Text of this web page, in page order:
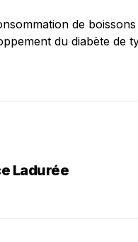
de
du diabète de
Ladurée